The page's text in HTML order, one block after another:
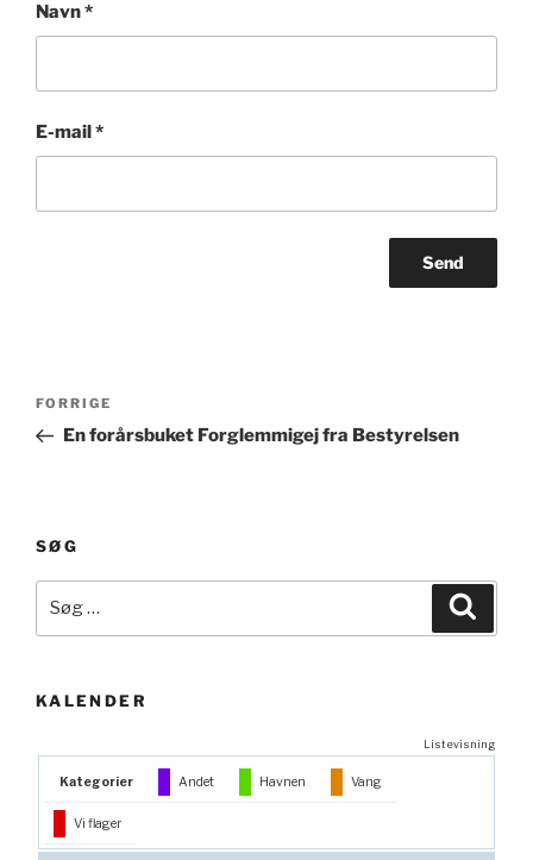
Navn*
E-mail*
Indlægsnavigation
Forrige
indlæg
FORRIGE
En forårsbuket Forglemmigej fra Bestyrelsen
SØG
efter:
KALENDER
Listevisning
Kategorier Andet Havnen Vang
Vi flager